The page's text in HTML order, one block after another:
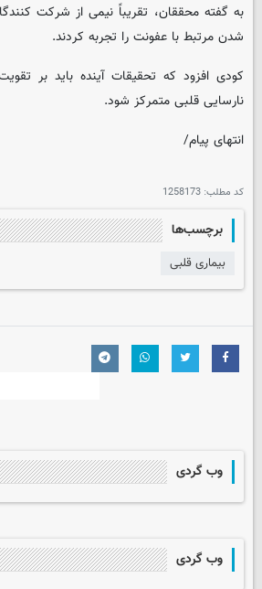
به گفته محققان، تقریباً نیمی از شرکت
شدن مرتبط با عفونت را تجربه کردند.
کودی افزود که تحقیقات آینده باید بر
نارسایی قلبی متمرکز شود.
انتهای پیام/
کد مطلب: 1258173
برچسب‌ها
بیماری قلبی
وب گردی
وب گردی